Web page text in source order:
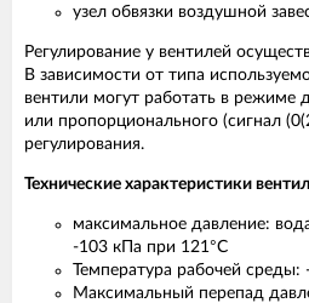
узел обвязки воздушной
Регулирование у вентилей
В зависимости от типа
вентили могут работать в режиме
или пропорционального (сигнал
регулирования.
Технические характеристики
максимальное давление:
-103 кПа при 121°С
Температура рабочей среды:
Максимальный перепад